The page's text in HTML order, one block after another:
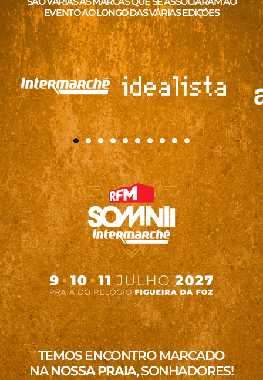
EVENTO AO LONGO DAS VÁRIAS EDIÇÕES
TEMOS ENCONTRO MARCADO
NANOSSA PRAIA, SONHADORES!